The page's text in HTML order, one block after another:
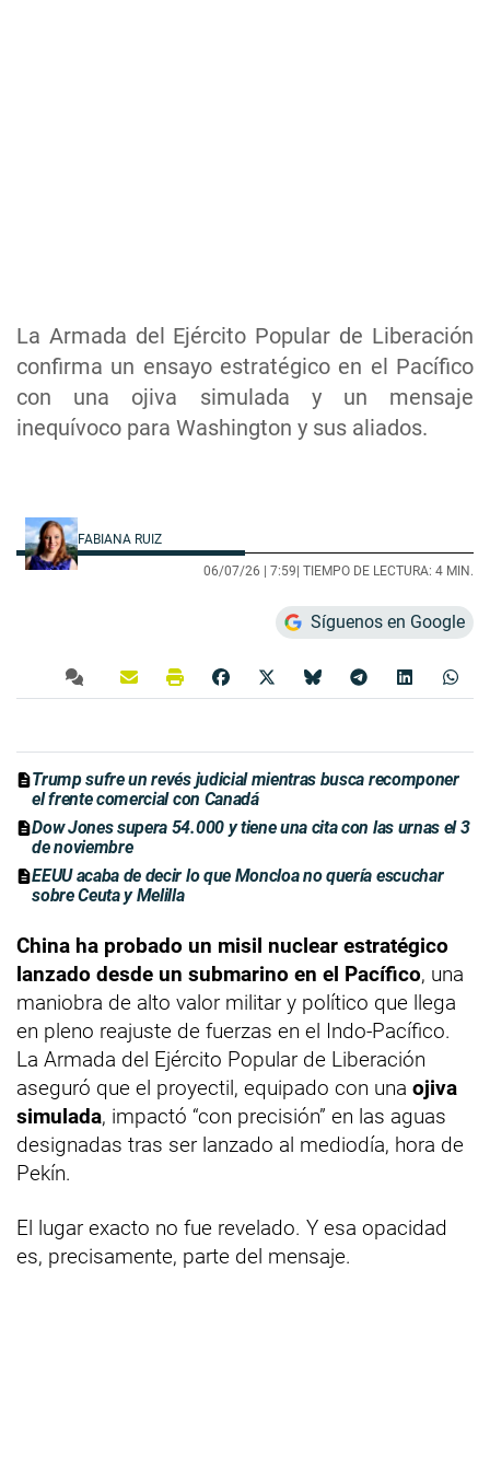
La Armada del Ejército Popular de Liberación
confirma un ensayo estratégico en el Pacífico
con una ojiva simulada y un mensaje
inequívoco para Washington y sus aliados.
FABIANA RUIZ
06/07/26 | 7:59| TIEMPO DE LECTURA: 4 MIN.
Síguenos en Google
Trump sufre un revés judicial mientras busca recomponer
el frente comercial con Canadá
Dow Jones supera 54.000 y tiene una cita con las urnas el 3
de noviembre
EEUU acaba de decir lo que Moncloa no quería escuchar
sobre Ceuta y Melilla
China ha probado un misil nuclear estratégico
lanzado desde un submarino en el Pacífico, una
maniobra de alto valor militar y político que llega
en pleno reajuste de fuerzas en el Indo-Pacífico.
La Armada del Ejército Popular de Liberación
aseguró que el proyectil, equipado con una ojiva
simulada, impactó “con precisión” en las aguas
designadas tras ser lanzado al mediodía, hora de
Pekín.
El lugar exacto no fue revelado. Y esa opacidad
es, precisamente, parte del mensaje.